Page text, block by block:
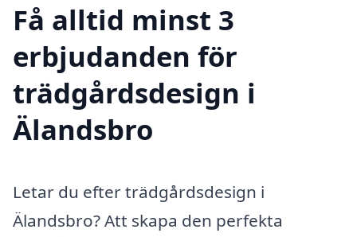
Få alltid minst 3
erbjudanden för
trädgårdsdesign i
Älandsbro
Letar du efter trädgårdsdesign i
Älandsbro? Att skapa den perfekta